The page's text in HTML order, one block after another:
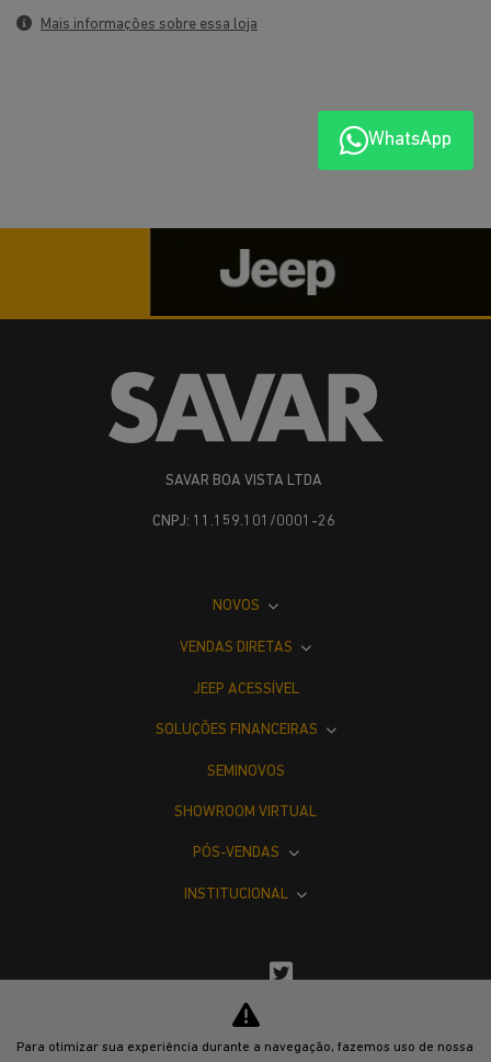
Mais informações sobre essa loja
WhatsApp
SAVAR BOA VISTA LTDA
CNPJ: 11.159.101/0001-26
NOVOS
VENDAS DIRETAS
JEEP ACESSÍVEL
SOLUÇÕES FINANCEIRAS
SEMINOVOS
SHOWROOM VIRTUAL
PÓS-VENDAS
INSTITUCIONAL
Desacelere. Seu bem maior é a vida.
Para otimizar sua experiência durante a navegação, fazemos uso de nossa